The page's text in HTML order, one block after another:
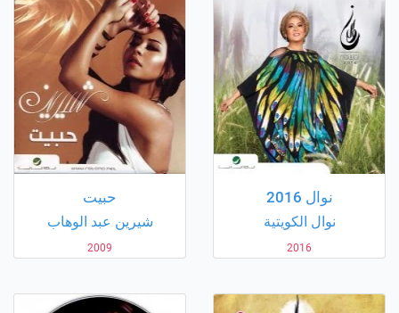
نوال 2016
نوال الكويتية
2016
حبيت
شيرين عبد الوهاب
2009